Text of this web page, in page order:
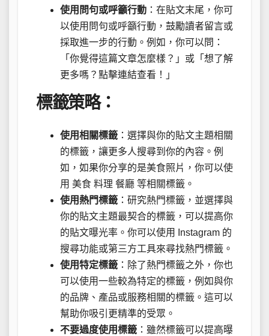
使用問句或呼籲行動 ：在貼文末尾，你可
以使用問句或呼籲行動，鼓勵讀者留言或
採取進一步的行動。例如，你可以問：
「你覺得這篇文章怎麼樣？」或「想了解
更多嗎？點擊連結查看！」
標籤策略：
使用相關標籤 ：選擇與你的貼文主題相關
的標籤，讓更多人搜尋到你的內容。例
如，如果你分享的是美食照片，你可以使
用 美食 料理 餐廳 等相關標籤。
使用熱門標籤 ：研究熱門標籤，並選擇與
你的貼文主題最契合的標籤，可以提高你
的貼文曝光率。你可以使用 Instagram 的
搜尋功能或第三方工具來尋找熱門標籤。
使用特定標籤 ：除了熱門標籤之外，你也
可以使用一些較為特定的標籤，例如與你
的品牌、產品或服務相關的標籤。這可以
幫助你吸引更精準的受眾。
不要過度使用標籤 ：雖然標籤可以提高曝